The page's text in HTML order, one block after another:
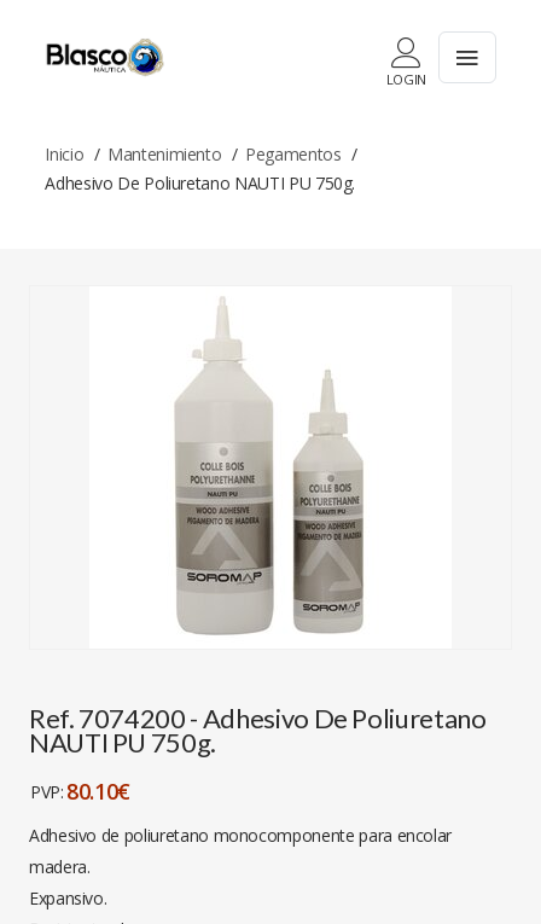
LOGIN
Inicio Mantenimiento
Pegamentos
Adhesivo De Poliuretano NAUTI PU 750g.
Ref. 7074200 - Adhesivo De Poliuretano
NAUTI PU 750g.
PVP: 80.10€
Adhesivo de poliuretano monocomponente para encolar
madera.
Expansivo.